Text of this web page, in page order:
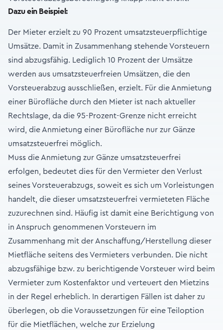
Dazu ein Beispiel:
Der Mieter erzielt zu 90 Prozent umsatzsteuerpflichtige
Umsätze. Damit in Zusammenhang stehende Vorsteuern
sind abzugsfähig. Lediglich 10 Prozent der Umsätze
werden aus umsatzsteuerfreien Umsätzen, die den
Vorsteuerabzug ausschließen, erzielt. Für die Anmietung
einer Bürofläche durch den Mieter ist nach aktueller
Rechtslage, da die 95-Prozent-Grenze nicht erreicht
wird, die Anmietung einer Bürofläche nur zur Gänze
umsatzsteuerfrei möglich.
Muss die Anmietung zur Gänze umsatzsteuerfrei
erfolgen, bedeutet dies für den Vermieter den Verlust
seines Vorsteuerabzugs, soweit es sich um Vorleistungen
handelt, die dieser umsatzsteuerfrei vermieteten Fläche
zuzurechnen sind. Häufig ist damit eine Berichtigung von
in Anspruch genommenen Vorsteuern im
Zusammenhang mit der Anschaffung/Herstellung dieser
Mietfläche seitens des Vermieters verbunden. Die nicht
abzugsfähige bzw. zu berichtigende Vorsteuer wird beim
Vermieter zum Kostenfaktor und verteuert den Mietzins
in der Regel erheblich. In derartigen Fällen ist daher zu
überlegen, ob die Voraussetzungen für eine Teiloption
für die Mietflächen, welche zur Erzielung